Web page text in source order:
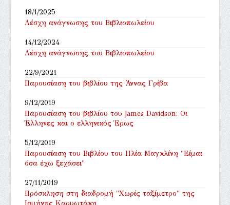
18/1/2025
Λέσχη ανάγνωσης του Βιβλιοπωλείου
14/12/2024
Λέσχη ανάγνωσης του Βιβλιοπωλείου
22/9/2021
Παρουσίαση του βιβλίου της Άννας Γρίβα
9/12/2019
Παρουσίαση του βιβλίου του James Davidson: Οι
Έλληνες και ο ελληνικός Έρως
5/12/2019
Παρουσίαση του Βιβλίου του Ηλία Μαγκλίνη "Είμαι
όσα έχω ξεχάσει"
27/11/2019
Πρόσκληση στη διαδρομή "Χωρίς ταξίμετρο" της
Ισμήνης Καρυωτάκη